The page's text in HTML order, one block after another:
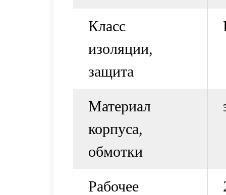
Класс
изоляции,
защита
Материал
корпуса,
обмотки
Рабочее